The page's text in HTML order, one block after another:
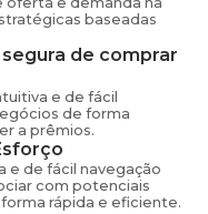
baseadas
de comprar
e de fácil
de forma
a prêmios.
e de fácil navegação
com potenciais
rápida e eficiente.